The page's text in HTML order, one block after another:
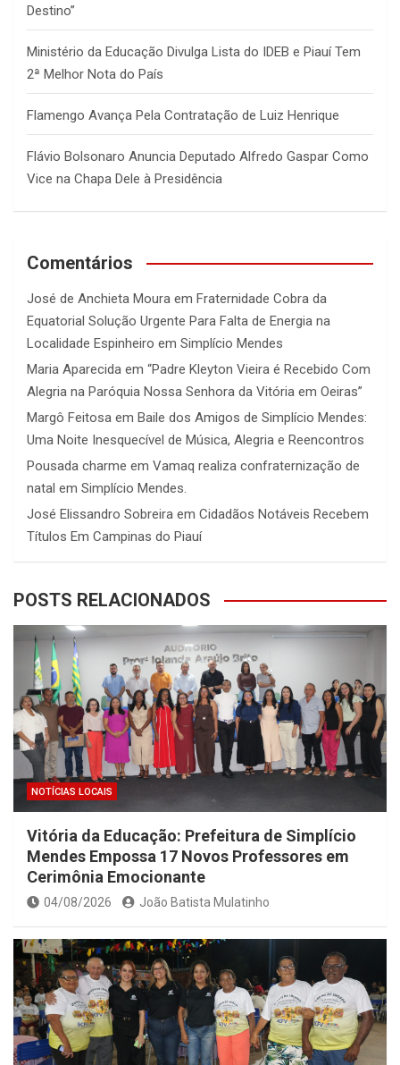
Destino”
Ministério da Educação Divulga Lista do IDEB e Piauí Tem
2ª Melhor Nota do País
Flamengo Avança Pela Contratação de Luiz Henrique
Flávio Bolsonaro Anuncia Deputado Alfredo Gaspar Como
Vice na Chapa Dele à Presidência
Comentários
José de Anchieta Moura em Fraternidade Cobra da
Equatorial Solução Urgente Para Falta de Energia na
Localidade Espinheiro em Simplício Mendes
Maria Aparecida em “Padre Kleyton Vieira é Recebido Com
Alegria na Paróquia Nossa Senhora da Vitória em Oeiras”
Margô Feitosa em Baile dos Amigos de Simplício Mendes:
Uma Noite Inesquecível de Música, Alegria e Reencontros
Pousada charme em Vamaq realiza confraternização de
natal em Simplício Mendes.
José Elissandro Sobreira em Cidadãos Notáveis Recebem
Títulos Em Campinas do Piauí
POSTS RELACIONADOS
NOTÍCIAS LOCAIS
Vitória da Educação: Prefeitura de Simplício
Mendes Empossa 17 Novos Professores em
Cerimônia Emocionante
04/08/2026 João Batista Mulatinho